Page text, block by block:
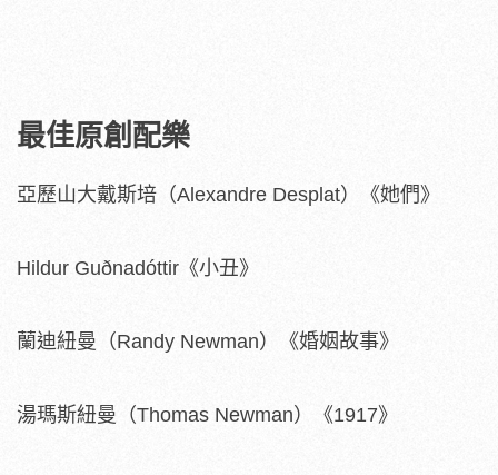
最佳原創配樂
亞歷山大戴斯培（Alexandre Desplat）《她們》
Hildur Guðnadóttir《小丑》
蘭迪紐曼（Randy Newman）《婚姻故事》
湯瑪斯紐曼（Thomas Newman）《1917》